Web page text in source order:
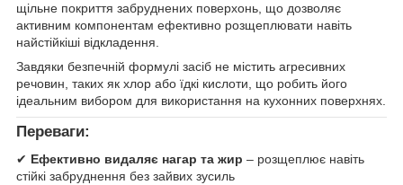
щільне покриття забруднених поверхонь, що дозволяє
активним компонентам ефективно розщеплювати навіть
найстійкіші відкладення.
Завдяки безпечній формулі засіб не містить агресивних
речовин, таких як хлор або їдкі кислоти, що робить його
ідеальним вибором для використання на кухонних поверхнях.
Переваги:
✔ Ефективно видаляє нагар та жир – розщеплює навіть
стійкі забруднення без зайвих зусиль